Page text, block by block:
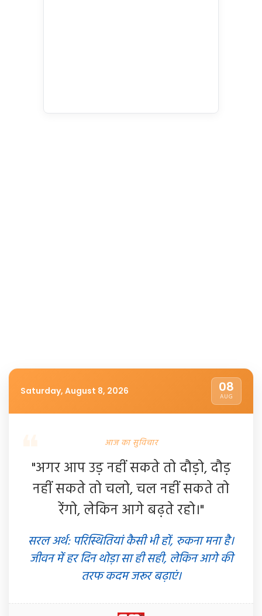
Saturday, August 8, 2026 08
AUG
आज का सुविचार
"अगर आप उड़ नहीं सकते तो दौड़ो, दौड़
नहीं सकते तो चलो, चल नहीं सकते तो
रेंगो, लेकिन आगे बढ़ते रहो।"
सरल अर्थ: परिस्थितियां कैसी भी हों, रुकना मना है।
जीवन में हर दिन थोड़ा सा ही सही, लेकिन आगे की
तरफ कदम जरूर बढ़ाएं।